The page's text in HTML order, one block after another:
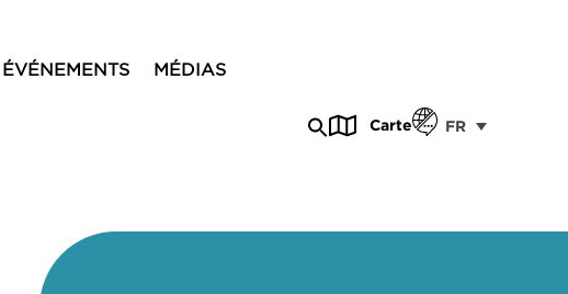
ÉVÉNEMENTS MÉDIAS
Carte FR